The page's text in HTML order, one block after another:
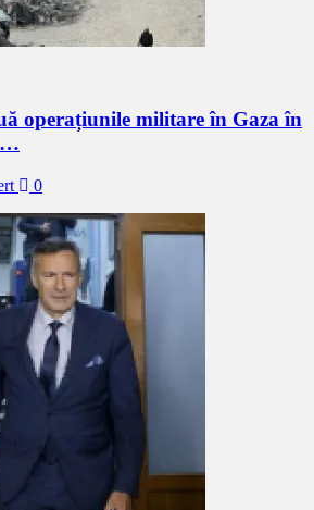
operațiunile militare în Gaza în
…
0